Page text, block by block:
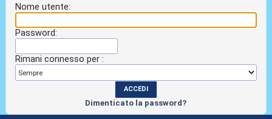
Nome utente:
Password:
Rimani connesso per :
Dimenticato la password?